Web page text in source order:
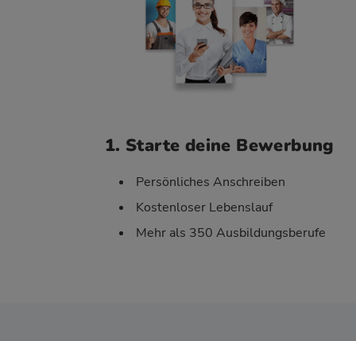
1. Starte deine Bewerbung
Persönliches Anschreiben
Kostenloser Lebenslauf
Mehr als 350 Ausbildungsberufe